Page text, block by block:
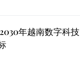
年越南数字科技